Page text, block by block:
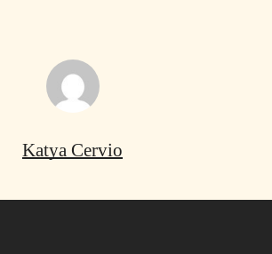
Katya Cervio